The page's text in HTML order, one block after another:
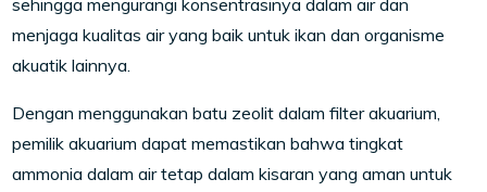
sehingga mengurangi konsentrasinya dalam air dan
menjaga kualitas air yang baik untuk ikan dan organisme
akuatik lainnya.
Dengan menggunakan batu zeolit dalam filter akuarium,
pemilik akuarium dapat memastikan bahwa tingkat
ammonia dalam air tetap dalam kisaran yang aman untuk